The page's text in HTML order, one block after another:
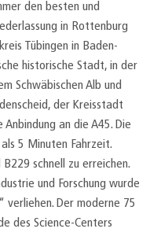
den besten und
in Rottenburg
Tübingen in Baden-
historische Stadt, in der
Schwäbischen Alb und
der Kreisstadt
an die A45. Die
5 Minuten Fahrzeit.
schnell zu erreichen.
und Forschung wurde
verliehen. Der moderne 75
des Science-Centers